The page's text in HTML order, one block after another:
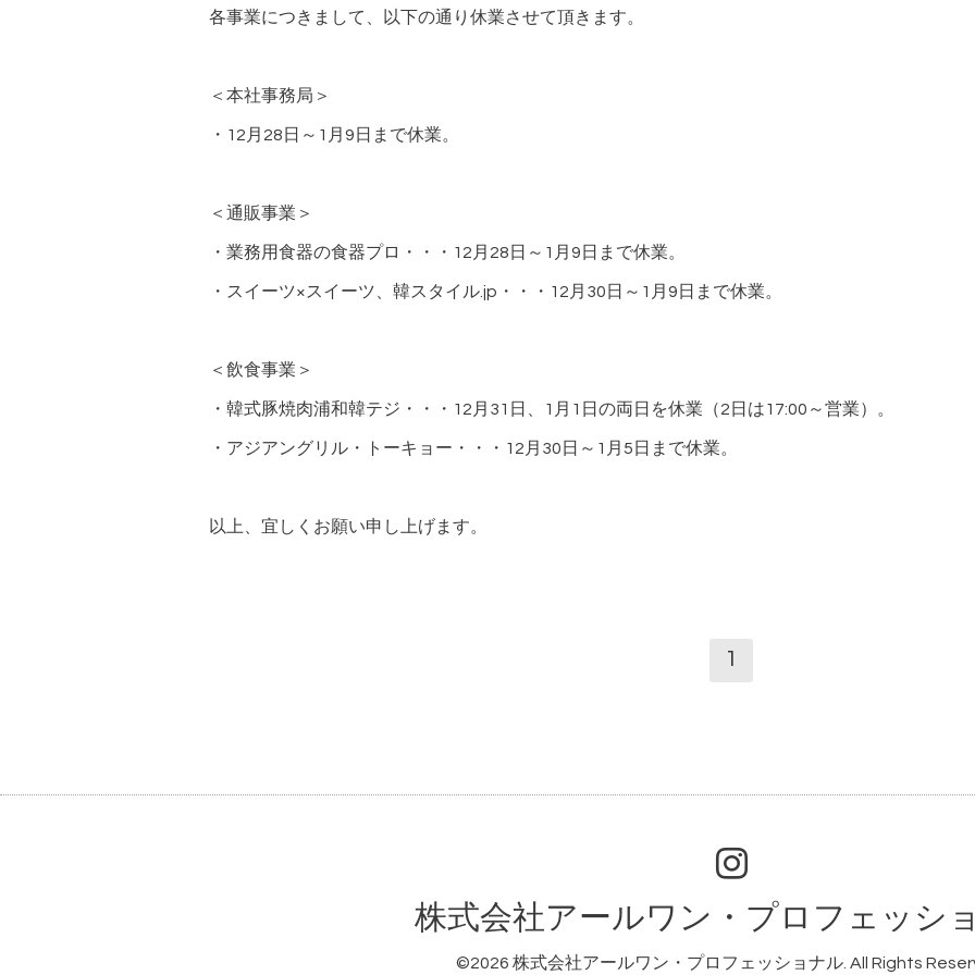
各事業につきまして、以下の通り休業させて頂きます。
＜本社事務局＞
・12月28日～1月9日まで休業。
＜通販事業＞
・業務用食器の食器プロ・・・12月28日～1月9日まで休業。
・スイーツ×スイーツ、韓スタイル.jp・・・12月30日～1月9日まで休業。
＜飲食事業＞
・韓式豚焼肉浦和韓テジ・・・12月31日、1月1日の両日を休業（2日は17:00～営業）。
・アジアングリル・トーキョー・・・12月30日～1月5日まで休業。
以上、宜しくお願い申し上げます。
1
株式会社アールワン・プロフェッシ
©2026 株式会社アールワン・プロフェッショナル . All Rights